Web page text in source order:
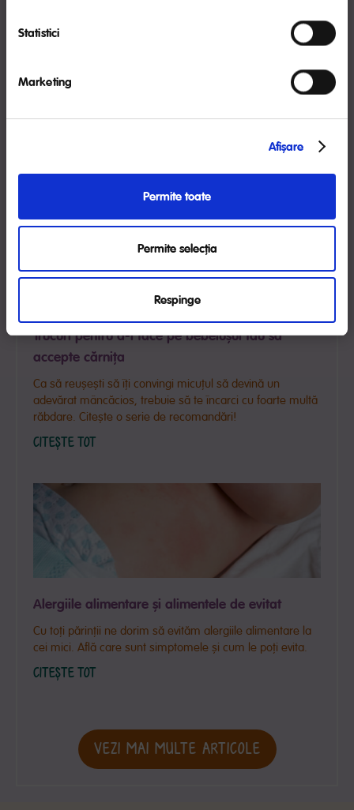
Statistici
Marketing
Afişare
Permite toate
Permite selecția
Respinge
Introducerea cerealelor în alimentația sugarului
Unul dintre cele mai importante momente în dezvoltarea
CITEȘTE TOT
Trucuri pentru a-l face pe bebelușul tău să
accepte cărnița
Ca să reușești să îți convingi micuțul să devină un
adevărat mâncăcios, trebuie să te încarci cu foarte multă
răbdare. Citește o serie de recomandări!
CITEȘTE TOT
Alergiile alimentare și alimentele de evitat
Cu toți părinții ne dorim să evităm alergiile alimentare la
cei mici. Află care sunt simptomele și cum le poți evita.
CITEȘTE TOT
VEZI MAI MULTE ARTICOLE